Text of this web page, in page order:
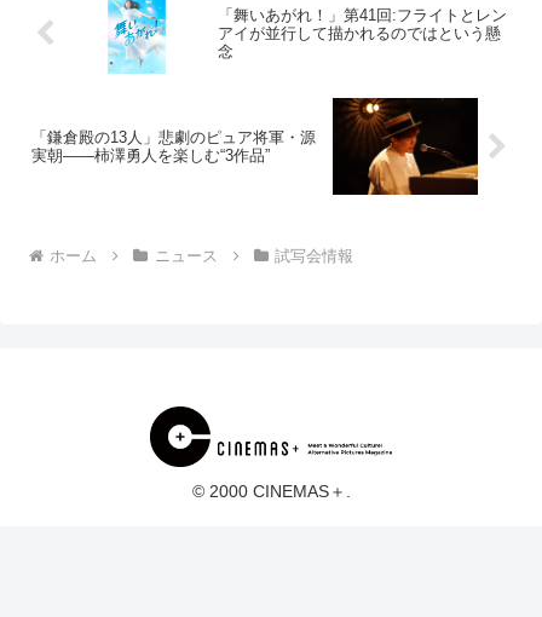
「舞いあがれ！」第41回:フライトとレン
アイが並行して描かれるのではという懸
念
「鎌倉殿の13人」悲劇のピュア将軍・源
実朝——柿澤勇人を楽しむ“3作品”
ホーム ニュース 試写会情報
© 2000 CINEMAS＋.